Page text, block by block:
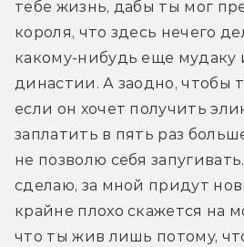
тебе жизнь, дабы ты мог
короля, что здесь нечего
какому-нибудь еще мудаку
династии. А заодно, чтобы
если он хочет получить
заплатить в пять раз
не позволю себя
сделаю, за мной придут
крайне плохо скажется на
что ты жив лишь потому,